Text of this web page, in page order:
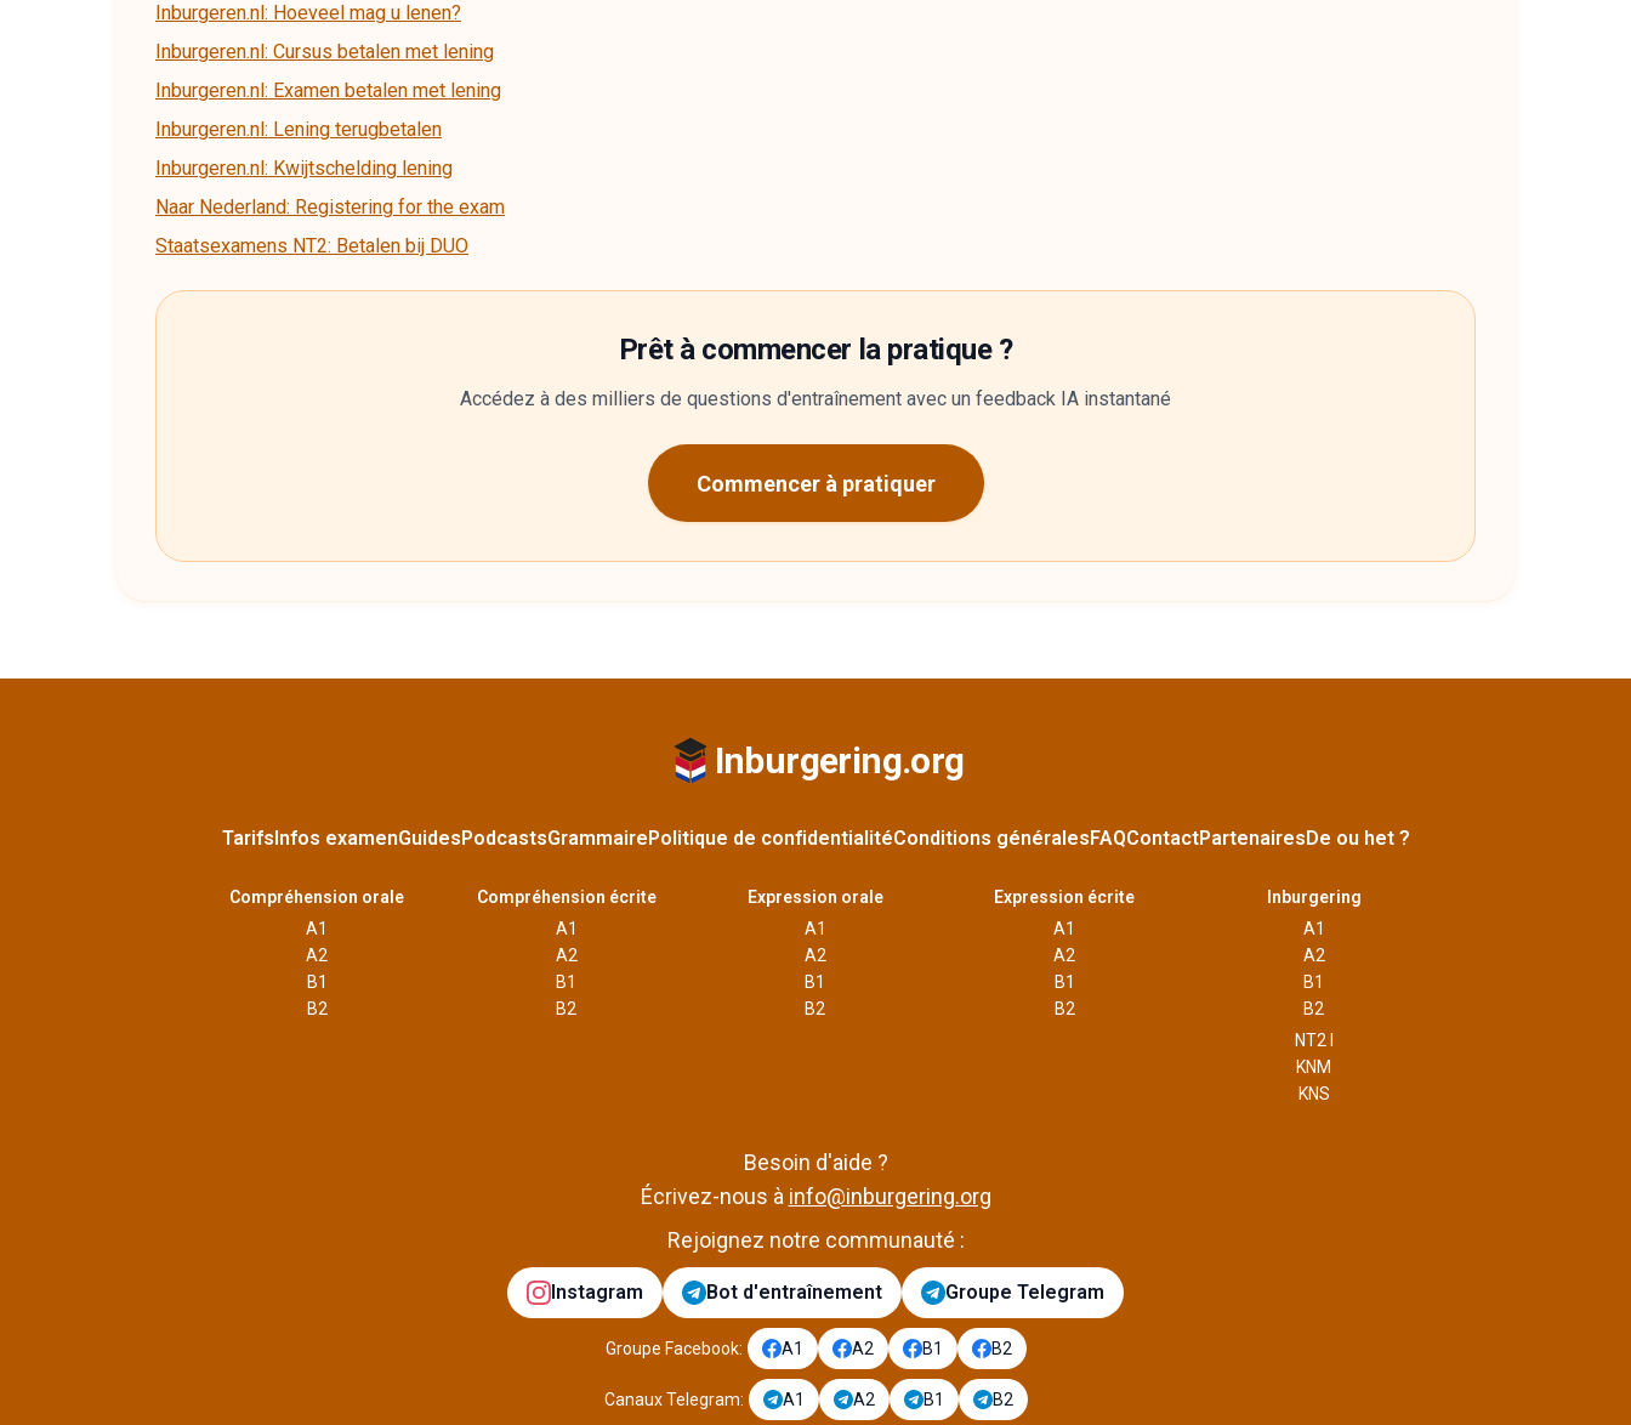
Inburgeren.nl: Hoeveel mag u lenen?
Inburgeren.nl: Cursus betalen met lening
Inburgeren.nl: Examen betalen met lening
Inburgeren.nl: Lening terugbetalen
Inburgeren.nl: Kwijtschelding lening
Naar Nederland: Registering for the exam
Staatsexamens NT2: Betalen bij DUO
Prêt à commencer la pratique ?
Accédez à des milliers de questions d'entraînement avec un feedback IA instantané
Commencer à pratiquer
Inburgering.org
TarifsInfos examenGuidesPodcastsGrammairePolitique de confidentialitéConditions généralesFAQContactPartenairesDe ou het ?
Compréhension orale
A1
A2
B1
B2
Compréhension écrite
A1
A2
B1
B2
Expression orale
A1
A2
B1
B2
Expression écrite
A1
A2
B1
B2
Inburgering
A1
A2
B1
B2
NT2 I
KNM
KNS
Besoin d'aide ?
Écrivez-nous à info@inburgering.org
Rejoignez notre communauté :
Instagram Bot d'entraînement Groupe Telegram
Groupe Facebook: A1 A2 B1 B2
Canaux Telegram: A1 A2 B1 B2